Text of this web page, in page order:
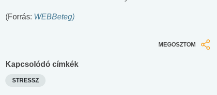
(Forrás: WEBBeteg)
MEGOSZTOM
Kapcsolódó címkék
STRESSZ